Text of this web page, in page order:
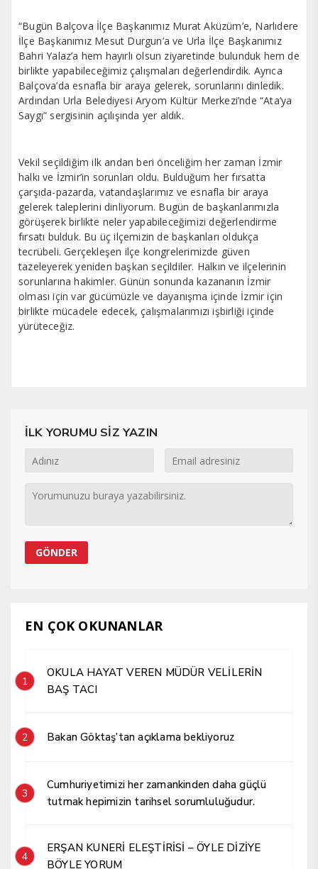
“Bugün Balçova İlçe Başkanımız Murat Aküzüm’e, Narlıdere
İlçe Başkanımız Mesut Durgun’a ve Urla İlçe Başkanımız
Bahri Yalaz’a hem hayırlı olsun ziyaretinde bulunduk hem de
birlikte yapabileceğimiz çalışmaları değerlendirdik. Ayrıca
Balçova’da esnafla bir araya gelerek, sorunlarını dinledik.
Ardından Urla Belediyesi Aryom Kültür Merkezi’nde “Ata’ya
Saygı” sergisinin açılışında yer aldık.
Vekil seçildiğim ilk andan beri önceliğim her zaman İzmir
halkı ve İzmir’in sorunları oldu. Bulduğum her fırsatta
çarşıda-pazarda, vatandaşlarımız ve esnafla bir araya
gelerek taleplerini dinliyorum. Bugün de başkanlarımızla
görüşerek birlikte neler yapabileceğimizi değerlendirme
fırsatı bulduk. Bu üç ilçemizin de başkanları oldukça
tecrübeli. Gerçekleşen ilçe kongrelerimizde güven
tazeleyerek yeniden başkan seçildiler. Halkın ve ilçelerinin
sorunlarına hakimler. Günün sonunda kazananın İzmir
olması için var gücümüzle ve dayanışma içinde İzmir için
birlikte mücadele edecek, çalışmalarımızı işbirliği içinde
yürüteceğiz.
İLK YORUMU SİZ YAZIN
EN ÇOK OKUNANLAR
1
OKULA HAYAT VEREN MÜDÜR VELİLERİN
BAŞ TACI
2 Bakan Göktaş’tan açıklama bekliyoruz
3
Cumhuriyetimizi her zamankinden daha güçlü
tutmak hepimizin tarihsel sorumluluğudur.
4
ERŞAN KUNERİ ELEŞTİRİSİ – ÖYLE DİZİYE
BÖYLE YORUM